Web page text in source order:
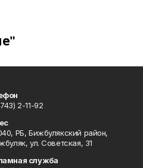
2-11-92
РБ, Бижбулякский район,
ул. Советская, 31
служба